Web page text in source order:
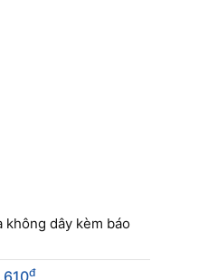
không dây kèm báo
đ